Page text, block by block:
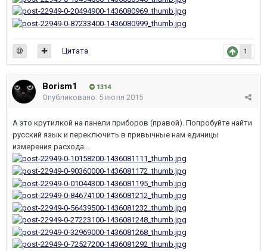
1
Цитата
Borism1 1314
Опубликовано: 5 июля 2015
А это крутилкой на панели приборов (правой). Попробуйте найти
русский язык и переключить в привычные нам единицы
измерения расхода...